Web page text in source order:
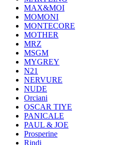
MAX&MOI
MOMONI
MONTECORE
MOTHER
MRZ
MSGM
MYGREY
N21
NERVURE
NUDE
Orciani
OSCAR TIYE
PANICALE
PAUL & JOE
Prosperine
Rindi